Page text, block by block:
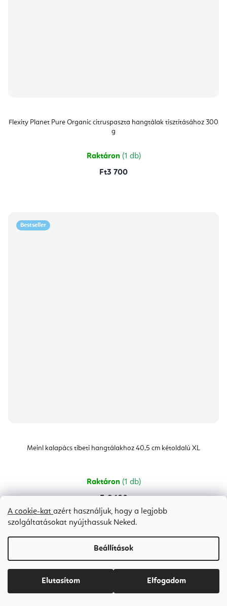
A cookie-kat azért használjuk, hogy a legjobb
szolgáltatásokat nyújthassuk Neked.
Beállítások
Elutasítom Elfogadom
Flexity Planet Pure Organic citruspaszta hangtálak tisztításához 300
g
Raktáron (1 db)
Ft3 700
Bestseller
Meinl kalapács tibeti hangtálakhoz 40,5 cm kétoldalú XL
Raktáron (1 db)
Ft8 100